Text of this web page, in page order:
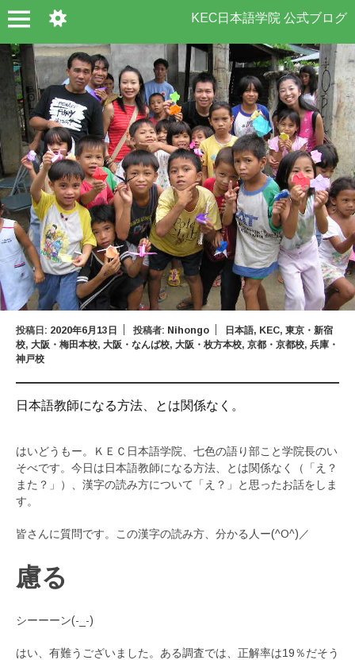
KEC日本語学院 公式ブログ
投稿日: 2020年6月13日 投稿者: Nihongo 日本語, KEC, 東京・新宿
校, 大阪・梅田本校, 大阪・なんば校, 大阪・枚方本校, 京都・京都校, 兵庫・
神戸校
日本語教師になる方法、とは関係なく。
はいどうもー。ＫＥＣ日本語学院、七色の語り部こと学院長のい
そべです。今日は日本語教師になる方法、とは関係なく（「え？
また？」）、漢字の読み方について「え？」と思ったお話をしま
す。
皆さんに質問です。この漢字の読み方、分かる人ー(^O^)／
慮る
シーーーン(-_-)
はい、有難うございました。ある調査では、正解率は19％だそう